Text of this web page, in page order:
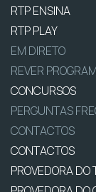
RTP ENSINA
RTP PLAY
EM DIRETO
REVER
CONCURSOS
PERGUNTAS
CONTACTOS
CONTACTOS
PROVEDORA DO